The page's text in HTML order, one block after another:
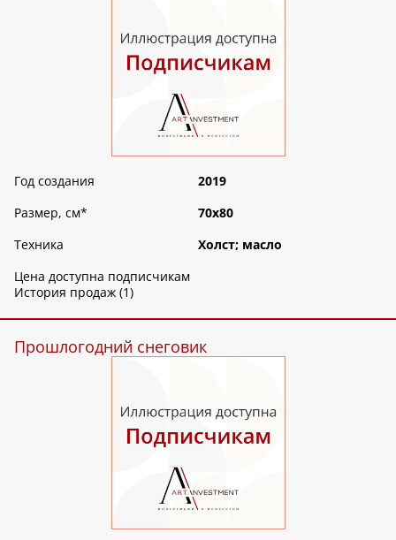
Год создания
2019
Размер, см*
70х80
Техника
Холст; масло
Цена доступна подписчикам
История продаж (1)
Прошлогодний снеговик